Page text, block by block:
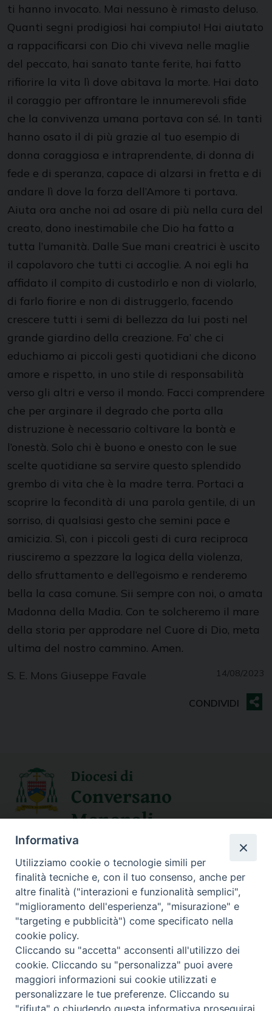
ti hanno invocato. Mai nessuno è rimasto deluso.
Quanti segni prodigiosi hai compiuto! Hai aiutato
a rappacificarsi con Dio chi viveva nelle maglie
del peccato, hai sanato tante ferite, hai fatto
rifiorire la vita lì dove abitava la morte. Hai dato
il coraggio per affrontare le innumerevoli sfide
che la convivenza umana portava con sé. In tanti
hanno osato il di più grazie al tuo esempio di
donna coraggiosa e intraprendente, di donna di
fede e di speranza, capace di alzarsi in fretta e di
andare lì dove la forza dell’Amore ti portava.
Aiuta ora anche noi ad osare di più nella cura del
creato, dono inestimabile che Dio ha fatto a
tutta l’umanità. Dalle Sue mani creatrici è uscito
il capolavoro che tutti ci accoglie. A noi egli ha
affidato il compito di custodirlo e non di violarlo,
di farlo fiorire e non di distruggerlo, facendo
crescere tutti i semi di bellezza da lui posti nel
grande giardino della creazione. Fa’ che ci
educhiamo ai piccoli gesti quotidiani che dicono
amore e rispetto, in uno stile di responsabilità
verso gli altri e verso il mondo. Facci comprendere
che per arginare il degrado che porta alla
distruzione è necessario coltivare la bontà e
l’onestà. Solo chi è buono e onesto con le sue
scelte quotidiane sa servire questo splendido
grembo di vita che è la madre terra. Portaci a
scoprire la fecondità di una parola gentile, di un
sorriso, di qualsiasi gesto che semini pace e
amicizia. Sì, con i piccoli gesti di cura reciproca
riusciremo a spezzare la logica della violenza,
dello sfruttamento e dell’egoismo e renderemo
bella la casa comune. Sii sempre con noi, o amata
Madonna della Madia. Con te solcheremo il mare
della storia per approdare nel Cuore di Dio, meta
ultima del nostro cammino. Amen.
14/08/2023
S. E. Mons Giuseppe Favale
Diocesi di
Conversano
Monopoli
SEGUICI SU
Contatti
Sede Curia
70014 CONVERSANO (BA) – Via San Benedetto, 1
E-mail: curia@conversano.chiesacattolica.it
Succursale
Informativa
Utilizziamo cookie o tecnologie simili per
finalità tecniche e, con il tuo consenso, anche per
altre finalità ("interazioni e funzionalità semplici",
"miglioramento dell'esperienza", "misurazione" e
"targeting e pubblicità") come specificato nella
cookie policy.
Cliccando su "accetta" acconsenti all'utilizzo dei
cookie. Cliccando su "personalizza" puoi avere
maggiori informazioni sui cookie utilizzati e
personalizzare le tue preferenze. Cliccando su